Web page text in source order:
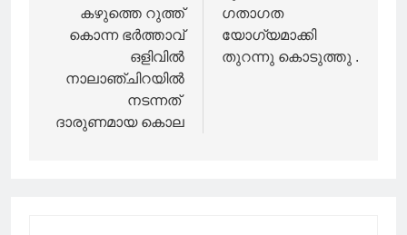
കഴുത്തെ റുത്ത്
കൊന്ന ഭർത്താവ്
ഒളിവിൽ
നാലാഞ്ചിറയിൽ
നടന്നത്
ദാരുണമായ കൊല
ഗതാഗത
യോഗ്യമാക്കി
തുറന്നു കൊടുത്തു .